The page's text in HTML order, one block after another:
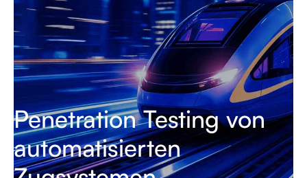
Penetration Testing von
automatisierten